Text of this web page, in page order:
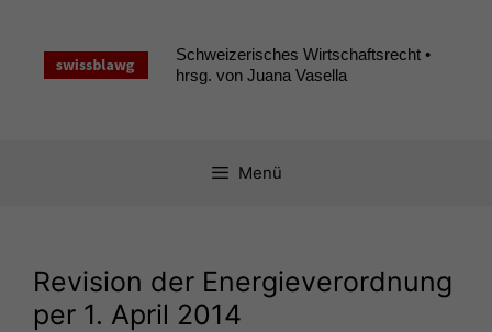
springen
Schweizerisches Wirtschaftsrecht •
hrsg. von Juana Vasella
Menü
Revision der Energieverordnung
per 1. April 2014